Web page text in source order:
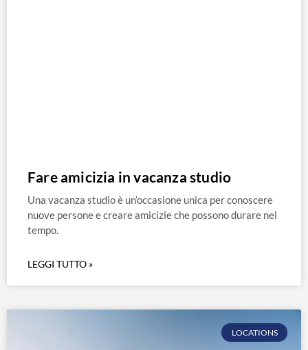
Fare amicizia in vacanza studio
Una vacanza studio è un’occasione unica per conoscere
nuove persone e creare amicizie che possono durare nel
tempo.
LEGGI TUTTO »
LOCATIONS